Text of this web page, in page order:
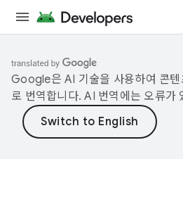
Google은 AI 기술을 사용하여 콘텐
로 번역합니다. AI 번역에는 오류가